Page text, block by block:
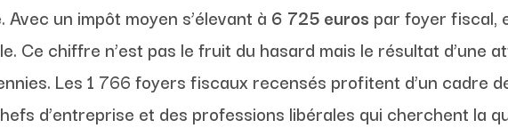
. Avec un impôt moyen s’élevant à 6 725 euros par foyer fiscal,
Ce chiffre n’est pas le fruit du hasard mais le résultat d’une
Les 1 766 foyers fiscaux recensés profitent d’un cadre
d’entreprise et des professions libérales qui cherchent la